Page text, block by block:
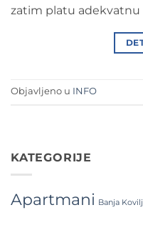
zatim platu adekvatnu
Objavljeno u INFO
KATEGORIJE
Apartmani Banja